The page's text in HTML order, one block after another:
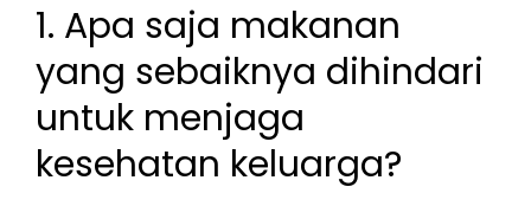
1. Apa saja makanan
yang sebaiknya dihindari
untuk menjaga
kesehatan keluarga?